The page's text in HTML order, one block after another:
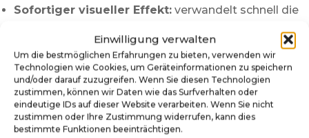
Einwilligung verwalten
Um die bestmöglichen Erfahrungen zu bieten, verwenden wir
Technologien wie Cookies, um Geräteinformationen zu speichern
und/oder darauf zuzugreifen. Wenn Sie diesen Technologien
zustimmen, können wir Daten wie das Surfverhalten oder
eindeutige IDs auf dieser Website verarbeiten. Wenn Sie nicht
zustimmen oder Ihre Zustimmung widerrufen, kann dies
bestimmte Funktionen beeinträchtigen.
Sofortiger visueller Effekt: verwandelt schnell die
Ultra glänzendes Finish:sorgt für mehr Tiefe und
Lichtreflexe.
Kompatibel mit vielen Marken:Ausschnitte
passend für zahlreiche Flippermodelle.
Einfache Montage:schnelle Installation als
selbstklebende oder magnetische Version.